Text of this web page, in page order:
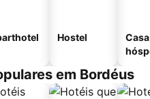
Hostel
em Bordéus